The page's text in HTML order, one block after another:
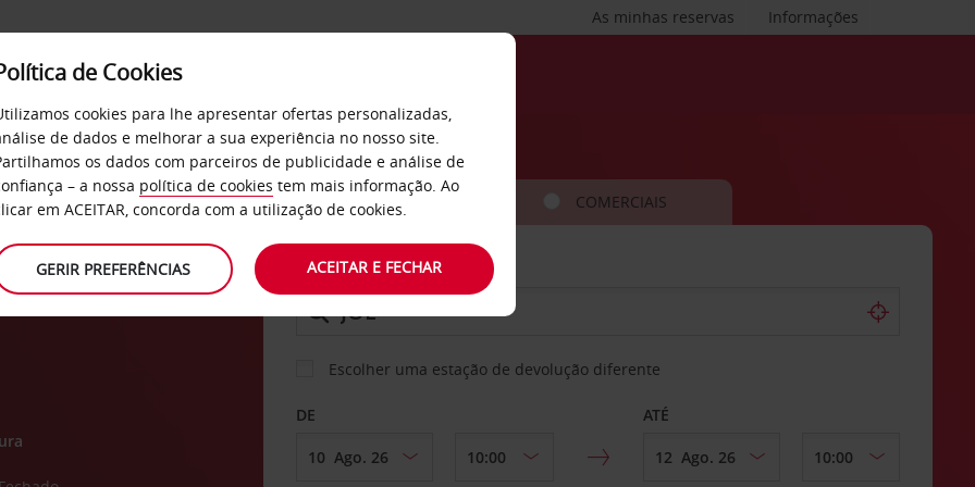
Informações
As minhas reservas
SERVIÇOS EMPRESAS
de
CARRO COMERCIAIS
LEVANTAR EM
Escolher uma estação de devolução diferente
DE ATÉ
de Cookies
cookies para lhe apresentar ofertas personalizadas,
de dados e melhorar a sua experiência no nosso site.
os dados com parceiros de publicidade e análise de
– a nossa política de cookies tem mais informação. Ao
em ACEITAR, concorda com a utilização de cookies.
GERIR PREFERÊNCIAS ACEITAR E FECHAR